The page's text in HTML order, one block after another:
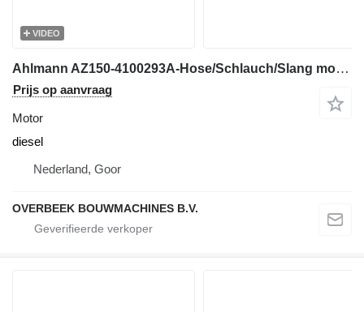
VIDEO
Ahlmann AZ150-4100293A-Hose/Schlauch/Slang motor
Prijs op aanvraag
Motor
diesel
Nederland, Goor
OVERBEEK BOUWMACHINES B.V.